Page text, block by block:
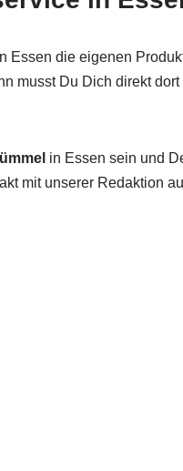
Essen die eigenen
musst Du Dich direkt
in Essen sein und
mit unserer Redaktion